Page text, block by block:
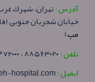
آدرس :
خيابان شجريان جنوبی
مپ)
تلفن :
ایمیل :